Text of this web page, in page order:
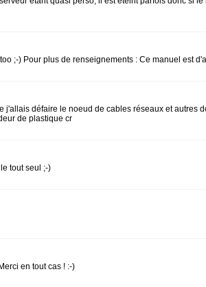
;-) Pour plus de renseignements : Ce manuel est
défaire le noeud de cables réseaux et autres
de plastique cr
tout seul ;-)
en tout cas ! :-)